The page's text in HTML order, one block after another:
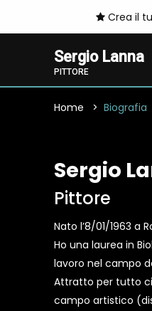
Crea il
Sergio Lanna
PITTORE
Home Biografia
Sergio
Pittore
Nato l’8/01/1963 a
Ho una laurea in
lavoro nel campo
Attratto per tutto
campo artistico